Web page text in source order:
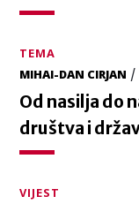
TEMA
MIHAI-DAN CIRJAN /
Od nasilja do
društva i
VIJEST